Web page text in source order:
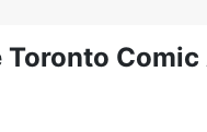
Toronto